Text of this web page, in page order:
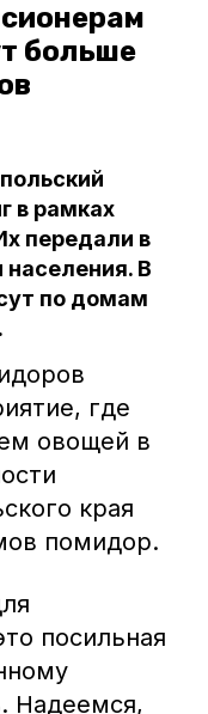
больше
в рамках
передали в
В
по домам
где
овощей в
края
помидор.
посильная
Надеемся,